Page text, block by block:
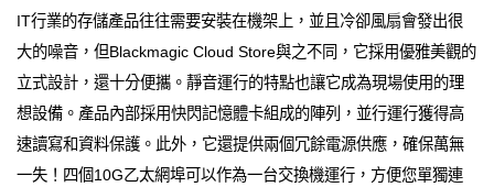
IT行業的存儲產品往往需要安裝在機架上，並且冷卻風扇會發出很
大的噪音，但Blackmagic Cloud Store與之不同，它採用優雅美觀的
立式設計，還十分便攜。靜音運行的特點也讓它成為現場使用的理
想設備。產品內部採用快閃記憶體卡組成的陣列，並行運行獲得高
速讀寫和資料保護。此外，它還提供兩個冗餘電源供應，確保萬無
一失！四個10G乙太網埠可以作為一台交換機運行，方便您單獨連